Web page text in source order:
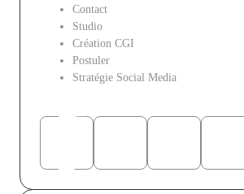
Contact
Studio
Création CGI
Postuler
Stratégie Social Media